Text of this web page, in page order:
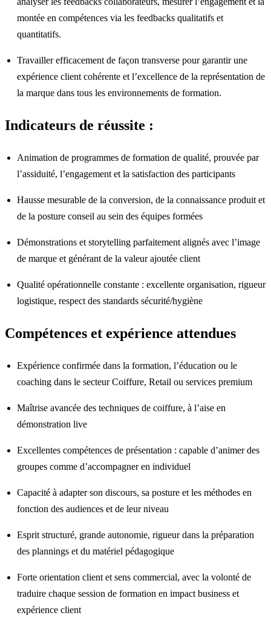
montée en compétences via les feedbacks qualitatifs et
quantitatifs.
Travailler efficacement de façon transverse pour garantir une
expérience client cohérente et l’excellence de la représentation de
la marque dans tous les environnements de formation.
Indicateurs de réussite :
Animation de programmes de formation de qualité, prouvée par
l’assiduité, l’engagement et la satisfaction des participants
Hausse mesurable de la conversion, de la connaissance produit et
de la posture conseil au sein des équipes formées
Démonstrations et storytelling parfaitement alignés avec l’image
de marque et générant de la valeur ajoutée client
Qualité opérationnelle constante : excellente organisation, rigueur
logistique, respect des standards sécurité/hygiène
Compétences et expérience attendues
Expérience confirmée dans la formation, l’éducation ou le
coaching dans le secteur Coiffure, Retail ou services premium
Maîtrise avancée des techniques de coiffure, à l’aise en
démonstration live
Excellentes compétences de présentation : capable d’animer des
groupes comme d’accompagner en individuel
Capacité à adapter son discours, sa posture et les méthodes en
fonction des audiences et de leur niveau
Esprit structuré, grande autonomie, rigueur dans la préparation
des plannings et du matériel pédagogique
Forte orientation client et sens commercial, avec la volonté de
traduire chaque session de formation en impact business et
expérience client